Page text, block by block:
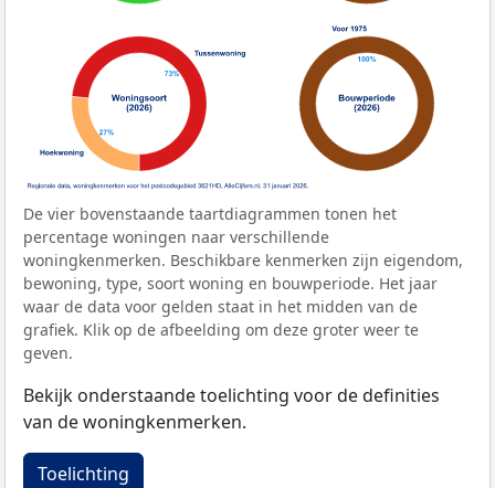
De vier bovenstaande taartdiagrammen tonen het
percentage woningen naar verschillende
woningkenmerken. Beschikbare kenmerken zijn eigendom,
bewoning, type, soort woning en bouwperiode. Het jaar
waar de data voor gelden staat in het midden van de
grafiek. Klik op de afbeelding om deze groter weer te
geven.
Bekijk onderstaande toelichting voor de definities
van de woningkenmerken.
Toelichting